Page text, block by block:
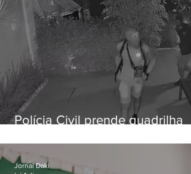
Polícia Civil prende quadrilha
residências de luxo no Rio
Jornal Daki